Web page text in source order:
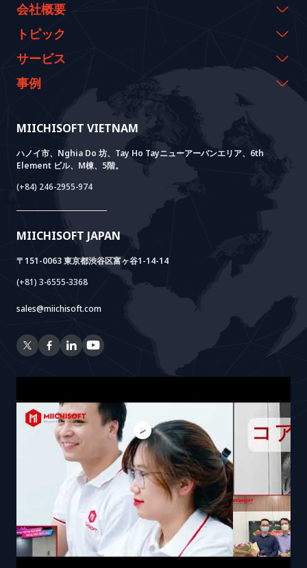
MIICHISOFT VIETNAM
ハノイ市、Nghia Do 坊、Tay Ho Tayニューアーバンエリア、6th
Element ビル、M棟、5階。
(+84) 246-2955-974
MIICHISOFT JAPAN
〒151-0063 東京都渋谷区富ヶ谷1-14-14
(+81) 3-6555-3368
sales@miichisoft.com
会社概要
会社概要
代表のメッセージ
沿革
価値観
トピック
イベント & ウェビナー
資料室
ニュース
FAQ
サービス
AI CO-CREATION
AI PoC開発
Core Lab
System Lab
Power Lab
Cloud Lab
AI+ SOLUTIONS
AI+ Products
Meet AI+
AI+ Package
RAG Package
VIETNAM BRIDGE
BOTモデル
法人設立支援
事例
実績
お客様の声